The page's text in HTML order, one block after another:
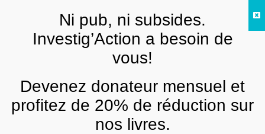
Ziad Medoukh
FRNi pub, ni subsides.
Investig’Action a besoin de
vous!
Devenez donateur mensuel et
profitez de 20% de réduction sur
nos livres.